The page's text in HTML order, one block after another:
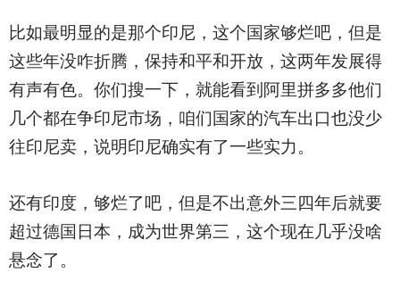
比如最明显的是那个印尼，这个国家够烂吧，但是
这些年没咋折腾，保持和平和开放，这两年发展得
有声有色。你们搜一下，就能看到阿里拼多多他们
几个都在争印尼市场，咱们国家的汽车出口也没少
往印尼卖，说明印尼确实有了一些实力。
还有印度，够烂了吧，但是不出意外三四年后就要
超过德国日本，成为世界第三，这个现在几乎没啥
悬念了。